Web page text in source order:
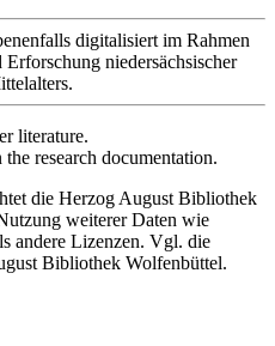
digitalisiert im Rahmen
niedersächsischer
literature.
research documentation.
die Herzog August Bibliothek
weiterer Daten wie
andere Lizenzen. Vgl. die
Bibliothek Wolfenbüttel.